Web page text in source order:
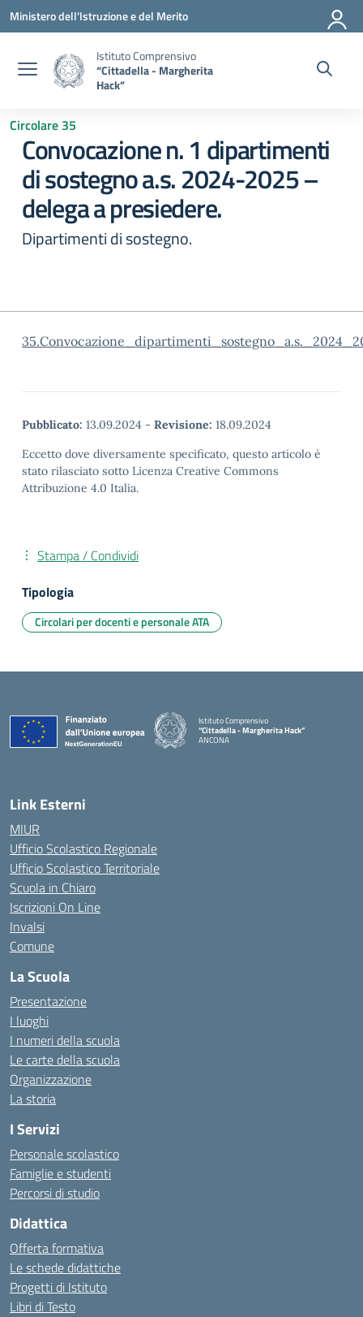
Vai ai contenuti
Vai al menu di navigazione
Vai al footer
Ministero dell'Istruzione e del Merito
Istituto Comprensivo
“Cittadella - Margherita
Hack”
Circolare 35
Convocazione n. 1 dipartimenti
di sostegno a.s. 2024-2025 –
delega a presiedere.
Dipartimenti di sostegno.
Pubblicato: 13.09.2024 - Revisione: 18.09.2024
Eccetto dove diversamente specificato, questo articolo è
stato rilasciato sotto Licenza Creative Commons
Attribuzione 4.0 Italia.
Stampa / Condividi
Tipologia
Circolari per docenti e personale ATA
Istituto Comprensivo
“Cittadella - Margherita Hack”
ANCONA
Link Esterni
MIUR
Ufficio Scolastico Regionale
Ufficio Scolastico Territoriale
Scuola in Chiaro
Iscrizioni On Line
Invalsi
Comune
La Scuola
Presentazione
I luoghi
I numeri della scuola
Le carte della scuola
Organizzazione
La storia
I Servizi
Personale scolastico
Famiglie e studenti
Percorsi di studio
Didattica
Offerta formativa
Le schede didattiche
Progetti di Istituto
Libri di Testo